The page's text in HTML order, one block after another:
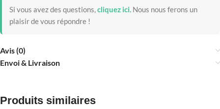
Si vous avez des questions,cliquez ici. Nous nous ferons un
plaisir de vous répondre !
Avis (0)
Envoi & Livraison
Produits similaires